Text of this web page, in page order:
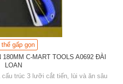
thể gấp gọn
C-MART TOOLS A0692 ĐÀI
LOAN
cấu trúc 3 lưỡi cắt tiến, lùi và ăn sâu